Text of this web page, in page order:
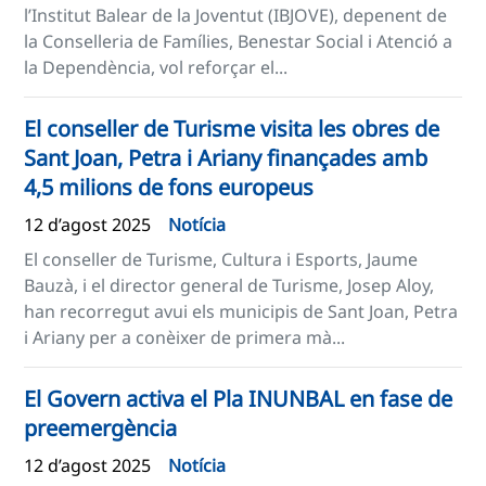
l’Institut Balear de la Joventut (IBJOVE), depenent de
la Conselleria de Famílies, Benestar Social i Atenció a
la Dependència, vol reforçar el...
El conseller de Turisme visita les obres de
Sant Joan, Petra i Ariany finançades amb
4,5 milions de fons europeus
12 d’agost 2025
Notícia
El conseller de Turisme, Cultura i Esports, Jaume
Bauzà, i el director general de Turisme, Josep Aloy,
han recorregut avui els municipis de Sant Joan, Petra
i Ariany per a conèixer de primera mà...
El Govern activa el Pla INUNBAL en fase de
preemergència
12 d’agost 2025 Notícia